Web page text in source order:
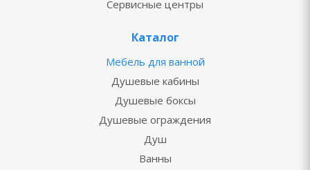
Сервисные центры
Каталог
Мебель для ванной
Душевые кабины
Душевые боксы
Душевые ограждения
Душ
Ванны